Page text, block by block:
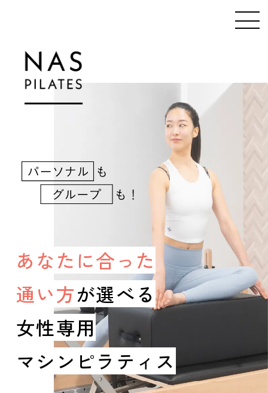
あなたに合った
通い方が選べる
女性専用
マシンピラティス